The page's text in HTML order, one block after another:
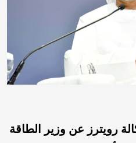
رويترز عن وزير الطاقة